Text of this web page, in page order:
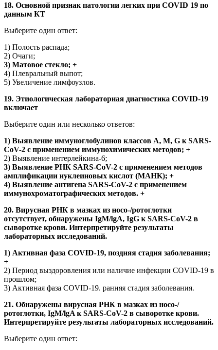
18. Основной признак патологии легких при COVID 19 по
данным КТ
Выберите один ответ:
1) Полость распада;
2) Очаги;
3) Матовое стекло; +
4) Плевральный выпот;
5) Увеличение лимфоузлов.
19. Этиологическая лабораторная диагностика COVID-19
включает
Выберите один или несколько ответов:
1) Выявление иммуноглобулинов классов А, М, G к SARS-
CoV-2 с применением иммунохимических методов; +
2) Выявление интерлейкина-6;
3) Выявление РНК SARS-CoV-2 с применением методов
амплификации нуклеиновых кислот (MAHK); +
4) Выявление антигена SARS-CoV-2 с применением
иммунохроматографических методов. +
20. Вирусная РНК в мазках из носо-/ротоглотки
отсутствует, обнаружены IgM/lgA, IgG к SARS-CoV-2 в
сыворотке крови. Интерпретируйте результаты
лабораторных исследований.
1) Активная фаза COVID-19, поздняя стадия заболевания;
+
2) Период выздоровления или наличие инфекции COVID-19 в
прошлом;
3) Активная фаза COVID-19. ранняя стадия заболевания.
21. Обнаружены вирусная РНК в мазках из носо-/
ротоглотки, IgM/lgA к SARS-CoV-2 в сыворотке крови.
Интерпретируйте результаты лабораторных исследований.
Выберите один ответ: